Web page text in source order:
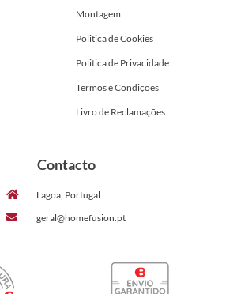
Montagem
Politica de Cookies
Politica de Privacidade
Termos e Condições
Livro de Reclamações
Contacto
Lagoa, Portugal
geral@homefusion.pt